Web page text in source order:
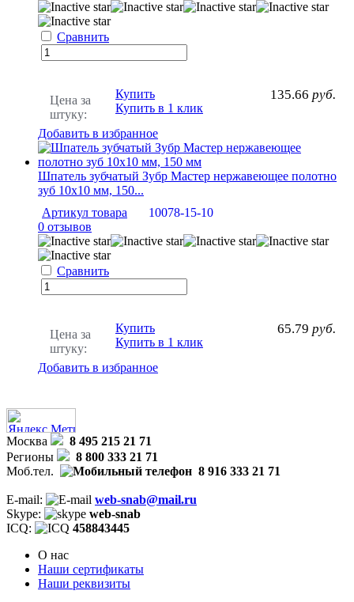
Сравнить
Цена за
штуку:
135.66 руб.
Купить
Купить в 1 клик
Добавить в избранное
Шпатель зубчатый Зубр Мастер нержавеющее полотно
зуб 10х10 мм, 150...
Артикул товара
10078-15-10
0 отзывов
Сравнить
Цена за
штуку:
65.79 руб.
Купить
Купить в 1 клик
Добавить в избранное
Москва
8 495 215 21 71
Регионы
8 800 333 21 71
Моб.тел.
8 916 333 21 71
E-mail:
web-snab@mail.ru
Skype:
web-snab
ICQ:
458843445
О нас
Наши сертификаты
Наши реквизиты